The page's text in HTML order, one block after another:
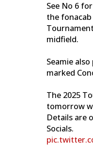
See No 6 for
the
midfield.
Seamie
marked
The 2025
tomorrow
Details are
Socials.